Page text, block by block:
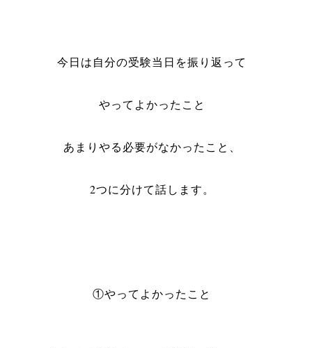
今日は自分の受験当日を振り返って
やってよかったこと
あまりやる必要がなかったこと、
2つに分けて話します。
①やってよかったこと